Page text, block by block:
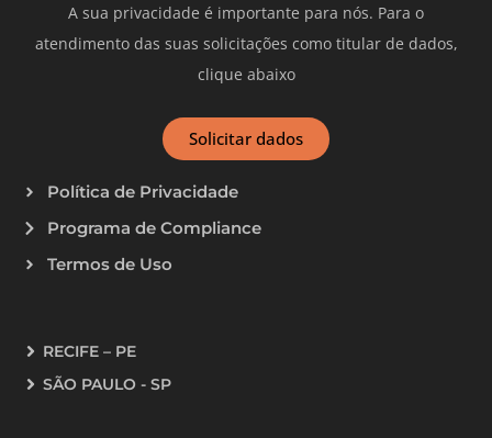
A sua privacidade é importante para nós. Para o
atendimento das suas solicitações como titular de dados,
clique abaixo
Solicitar dados
Política de Privacidade
Programa de Compliance
Termos de Uso
RECIFE – PE
SÃO PAULO - SP